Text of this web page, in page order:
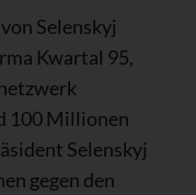
Selenskyj
Kwartal 95,
100 Millionen
Selenskyj
gegen den